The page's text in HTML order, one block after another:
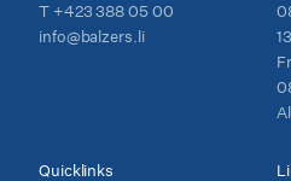
T +423 388 05 00
info@balzers.li
Quicklinks